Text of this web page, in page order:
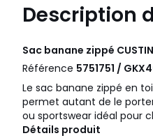
Description
Sac banane zippé
Référence 5751751 /
Le sac banane zippé en
permet autant de le
ou sportswear idéal pour
Détails produit